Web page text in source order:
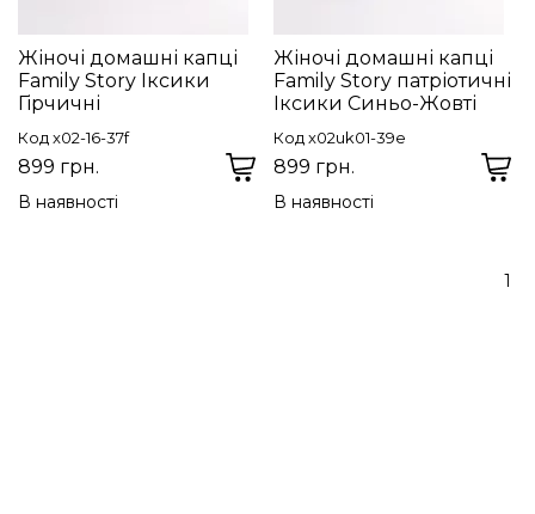
Жіночі домашні капці
Family Story Іксики
Гірчичні
Код x02-16-37f
899 грн.
В наявності
Жіночі домашні капці
Family Story патріотичні
Іксики Синьо-Жовті
Код x02uk01-39e
899 грн.
В наявності
1